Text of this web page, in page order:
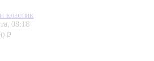
классик
08:18
₽